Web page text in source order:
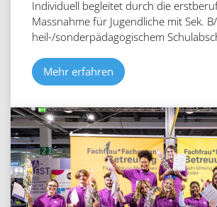
Individuell begleitet durch die
Massnahme für Jugendliche mit Sek.
heil-/sonderpädagogischem
Mehr erfahren